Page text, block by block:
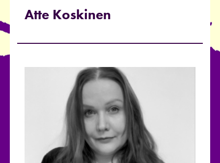
Atte Koskinen